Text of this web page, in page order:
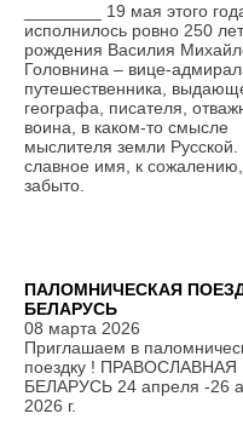
________ 19 мая этого
исполнилось ровно 250
рождения Василия
Головнина – вице-
путешественника,
географа, писателя,
воина, в каком-то смысле
мыслителя земли Русской.
славное имя, к сожалению,
забыто.
ПАЛОМНИЧЕСКАЯ
БЕЛАРУСЬ
08 марта 2026
Приглашаем в
поездку ! ПРАВОСЛАВНАЯ
БЕЛАРУСЬ 24 апреля -26
2026 г.